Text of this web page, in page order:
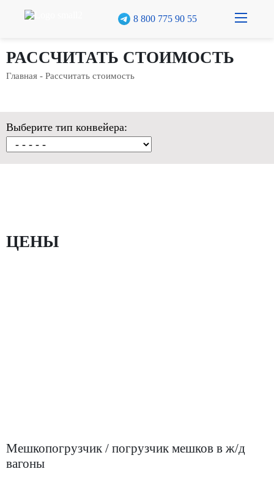
8 800 775 90 55
О компании
Каталог
Реализованные проекты
Рассчитать стоимость
РАССЧИТАТЬ СТОИМОСТЬ
Главная - Рассчитать стоимость
Выберите тип конвейера:
ЦЕНЫ
Мешкопогрузчик / погрузчик мешков в ж/д
вагоны